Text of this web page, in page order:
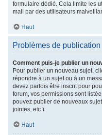
formulaire dédié. Cela limite les
mail par des utilisateurs
Haut
Problèmes de publication
Comment puis-je publier un
Pour publier un nouveau sujet,
répondre à un sujet ou à un
devez parfois être inscrit pour
forum, vos permissions sont
pouvez publier de nouveaux
jointes, etc.).
Haut